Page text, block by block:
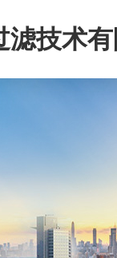
滤技术